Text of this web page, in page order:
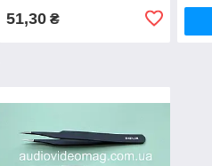
51,30₴